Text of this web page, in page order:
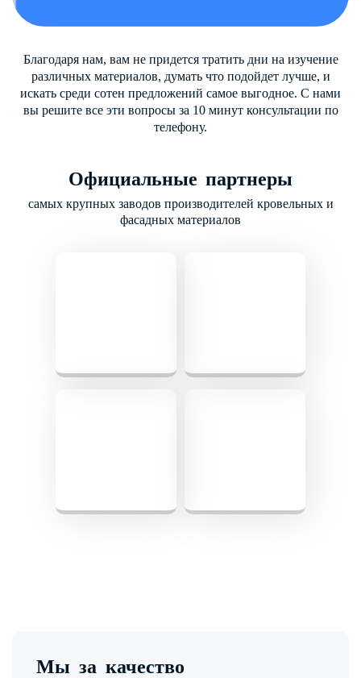
Благодаря нам, вам не придется тратить дни на изучение
различных материалов, думать что подойдет лучше, и
искать среди сотен предложений самое выгодное. С нами
вы решите все эти вопросы за 10 минут консультации по
телефону.
Официальные партнеры
самых крупных заводов производителей кровельных и
фасадных материалов
Мы за качество